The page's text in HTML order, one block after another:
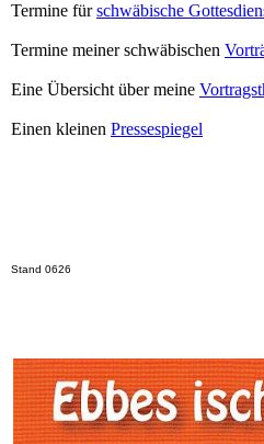
Termine fürschwäbische
Termine meiner schwäbischen
Eine Übersicht über meine
Einen kleinen Pressespiegel
Stand 0626